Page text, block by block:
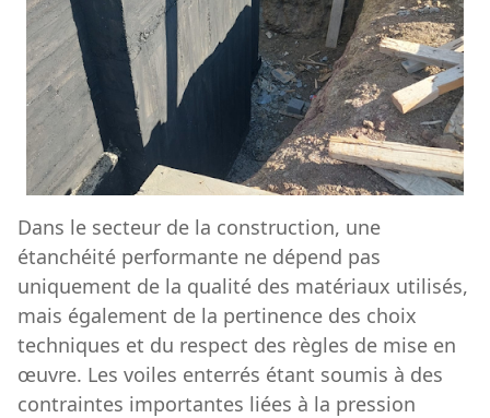
Dans le secteur de la construction, une
étanchéité performante ne dépend pas
uniquement de la qualité des matériaux utilisés,
mais également de la pertinence des choix
techniques et du respect des règles de mise en
œuvre. Les voiles enterrés étant soumis à des
contraintes importantes liées à la pression